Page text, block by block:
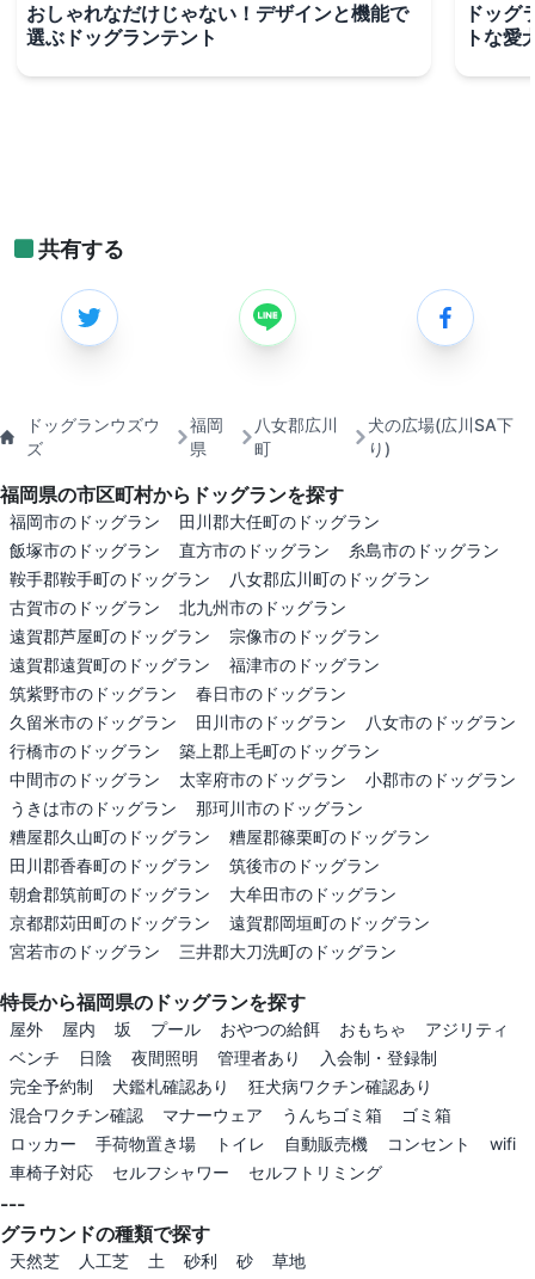
おしゃれなだけじゃない！デザインと機能で
選ぶドッグランテント
ドッグ
トな愛
共有する
ドッグランウズウ
ズ
福岡
県
八女郡広川
町
犬の広場(広川SA下
り)
福岡県の市区町村からドッグランを探す
福岡市のドッグラン
田川郡大任町のドッグラン
飯塚市のドッグラン
直方市のドッグラン
糸島市のドッグラン
鞍手郡鞍手町のドッグラン
八女郡広川町のドッグラン
古賀市のドッグラン
北九州市のドッグラン
遠賀郡芦屋町のドッグラン
宗像市のドッグラン
遠賀郡遠賀町のドッグラン
福津市のドッグラン
筑紫野市のドッグラン
春日市のドッグラン
久留米市のドッグラン
田川市のドッグラン
八女市のドッグラン
行橋市のドッグラン
築上郡上毛町のドッグラン
中間市のドッグラン
太宰府市のドッグラン
小郡市のドッグラン
うきは市のドッグラン
那珂川市のドッグラン
糟屋郡久山町のドッグラン
糟屋郡篠栗町のドッグラン
田川郡香春町のドッグラン
筑後市のドッグラン
朝倉郡筑前町のドッグラン
大牟田市のドッグラン
京都郡苅田町のドッグラン
遠賀郡岡垣町のドッグラン
宮若市のドッグラン
三井郡大刀洗町のドッグラン
特長から福岡県のドッグランを探す
屋外 屋内 坂 プール おやつの給餌 おもちゃ
アジリティ
ベンチ
日陰 夜間照明 管理者あり
入会制・登録制
完全予約制
犬鑑札確認あり
狂犬病ワクチン確認あり
混合ワクチン確認
マナーウェア うんちゴミ箱
ゴミ箱
ロッカー
手荷物置き場 トイレ 自動販売機 コンセント
wifi
車椅子対応
セルフシャワー セルフトリミング
---
グラウンドの種類で探す
天然芝 人工芝 土 砂利 砂 草地